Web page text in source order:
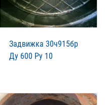
Задвижка 30ч915бр
Ду 600 Ру 10